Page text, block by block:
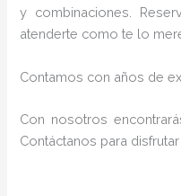
y combinaciones.
atenderte como te lo
Contamos con años de
Con nosotros
Contáctanos para